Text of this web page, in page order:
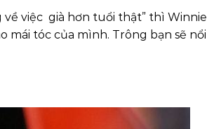
việc già hơn tuổi thật” thì Winnie
mái tóc của mình. Trông bạn sẽ nổi